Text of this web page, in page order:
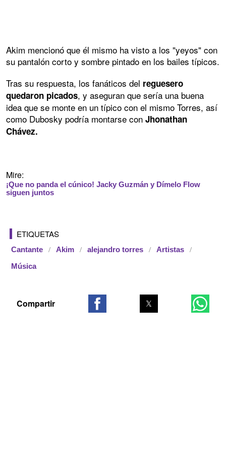
Akim mencionó que él mismo ha visto a los "yeyos" con
su pantalón corto y sombre pintado en los bailes típicos.
Tras su respuesta, los fanáticos del reguesero
quedaron picados, y aseguran que sería una buena
idea que se monte en un típico con el mismo Torres, así
como Dubosky podría montarse con Jhonathan
Chávez.
Mire:
¡Que no panda el cúnico! Jacky Guzmán y Dímelo Flow
siguen juntos
ETIQUETAS
Cantante Akim alejandro torres Artistas
Música